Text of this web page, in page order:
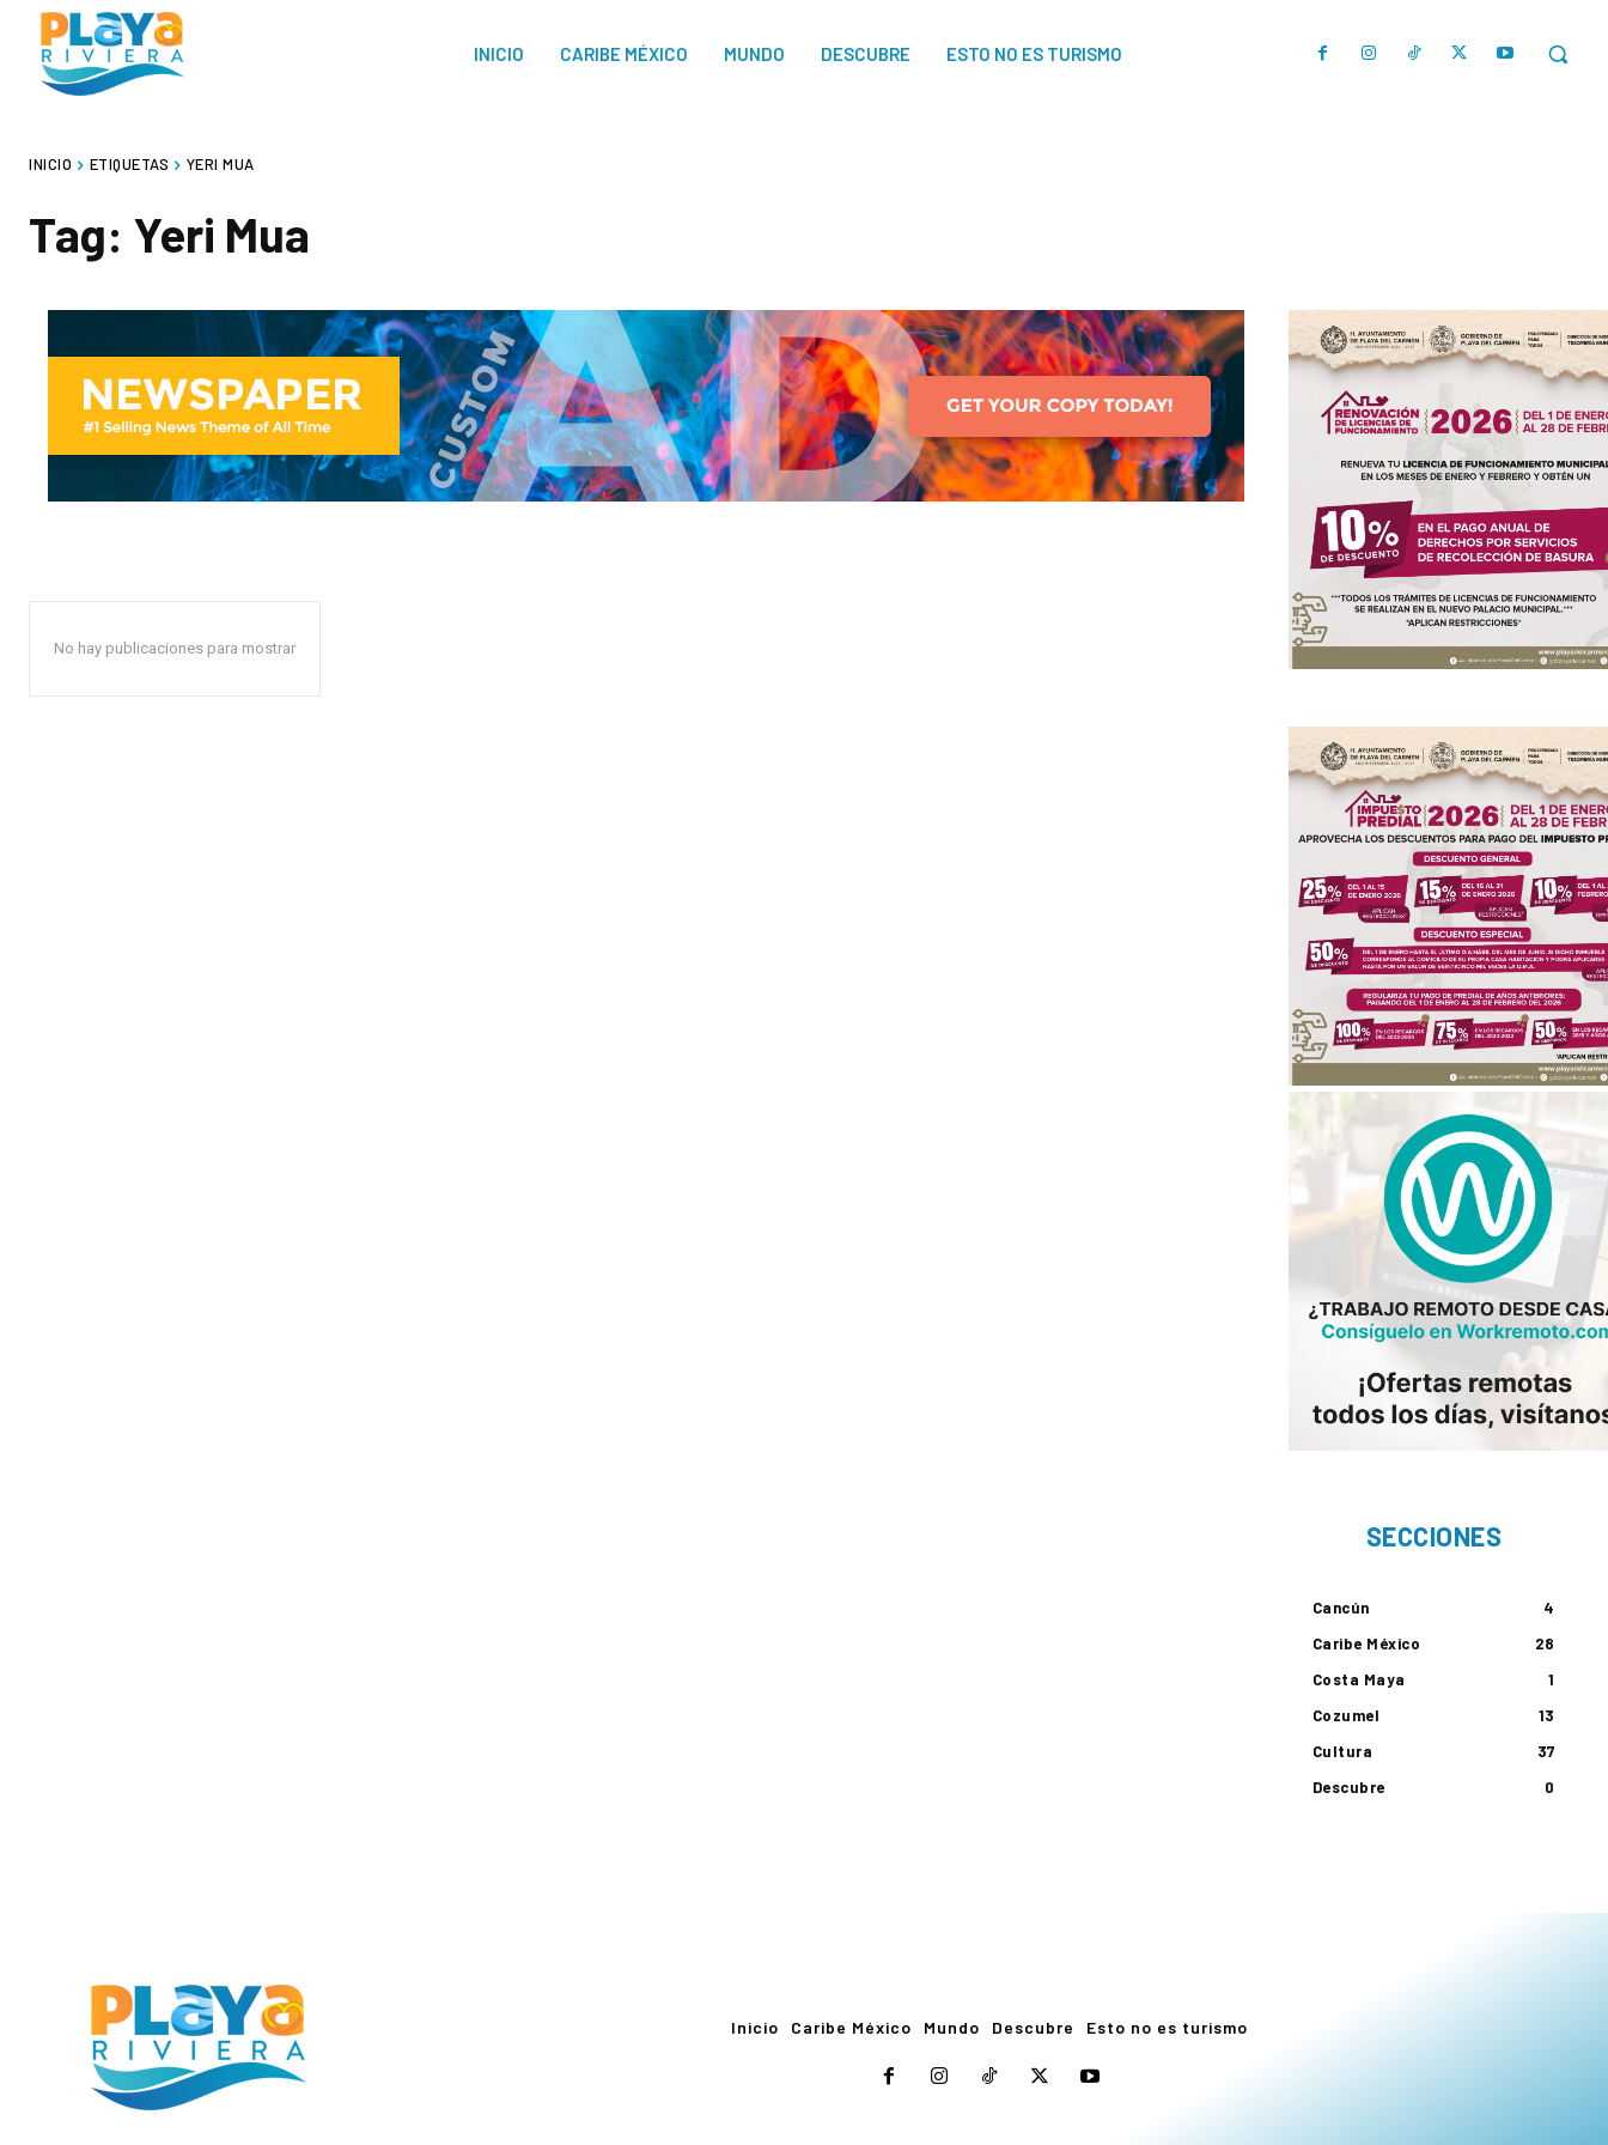
INICIO CARIBE MÉXICO MUNDO DESCUBRE ESTO NO ES TURISMO
INICIO ETIQUETAS YERI MUA
Tag: Yeri Mua
No hay publicaciones para mostrar
SECCIONES
Cancún
4
Caribe México
28
Costa Maya
1
Cozumel
13
Cultura
37
Descubre
0
Inicio Caribe México Mundo Descubre Esto no es turismo